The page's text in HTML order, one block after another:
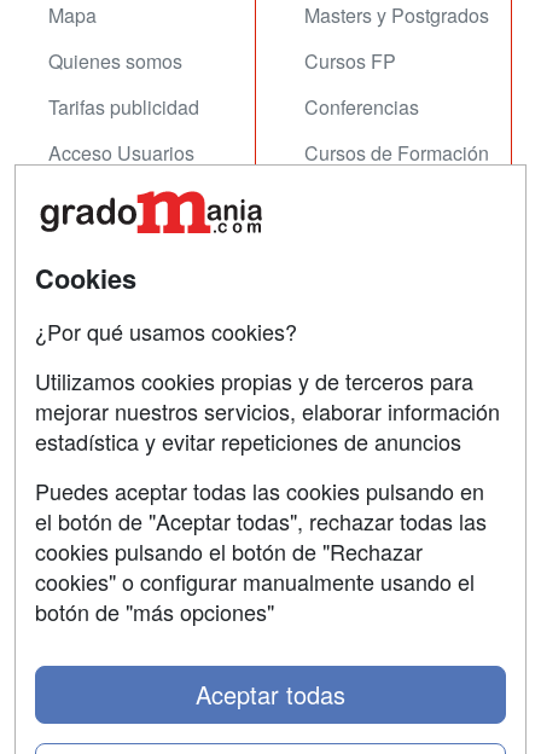
Mapa
Quienes somos
Tarifas publicidad
Acceso Usuarios
Acceso Centros
Masters y Postgrados
Cursos FP
Conferencias
Cursos de Formación
Contactar
Copyleft
Grupo formazion:
Cookies
¿Por qué usamos cookies?
Utilizamos cookies propias y de terceros para
mejorar nuestros servicios, elaborar información
estadística y evitar repeticiones de anuncios
Puedes aceptar todas las cookies pulsando en
el botón de "Aceptar todas", rechazar todas las
cookies pulsando el botón de "Rechazar
cookies" o configurar manualmente usando el
botón de "más opciones"
Aceptar todas